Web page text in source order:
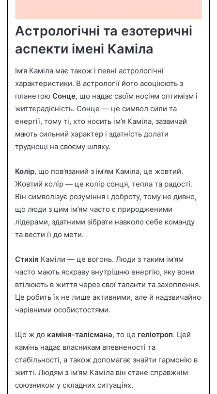
Астрологічні та езотеричні
аспекти імені Каміла
Ім’я Каміла має також і певні астрологічні
характеристики. В астрології його асоціюють з
планетою Сонце, що надає своїм носіям оптимізм і
життєрадісність. Сонце — це символ сили та
енергії, тому ті, хто носить ім’я Каміла, зазвичай
мають сильний характер і здатність долати
труднощі на своєму шляху.
Колір, що пов’язаний з ім’ям Каміла, це жовтий.
Жовтий колір — це колір сонця, тепла та радості.
Він символізує розуміння і доброту, тому не дивно,
що люди з цим ім’ям часто є природженими
лідерами, здатними зібрати навколо себе команду
та вести її до мети.
Стихія Каміли — це вогонь. Люди з таким ім’ям
часто мають яскраву внутрішню енергію, яку вони
втілюють в життя через свої таланти та захоплення.
Це робить їх не лише активними, але й надзвичайно
чарівними особистостями.
Що ж до каміня-талісмана, то це геліотроп. Цей
камінь надає власникам впевненості та
стабільності, а також допомагає знайти гармонію в
житті. Людям з ім’ям Каміла він стане справжнім
союзником у складних ситуаціях.